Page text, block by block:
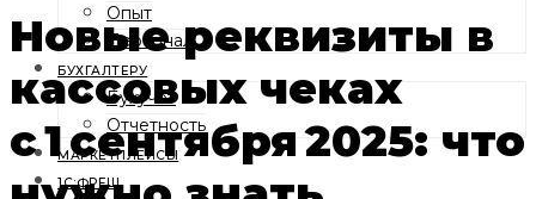
Опыт
Персонал
БУХГАЛТЕРУ
Бухучет
Отчетность
МАРКЕТПЛЕЙСЫ
1С:ФРЕШ
Новые реквизиты в
кассовых чеках
с 1 сентября 2025: что